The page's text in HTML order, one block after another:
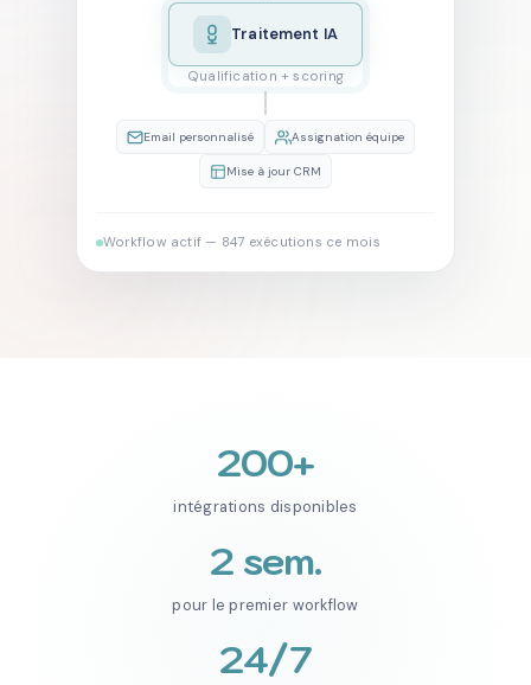
200+
intégrations disponibles
2 sem.
pour le premier workflow
24/7